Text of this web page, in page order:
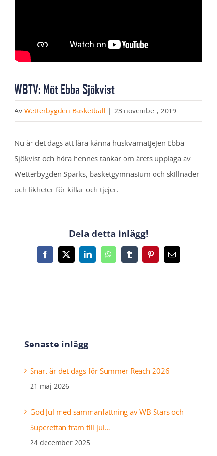
WBTV: Möt Ebba Sjökvist
Av Wetterbygden Basketball | 23 november, 2019
Nu är det dags att lära känna huskvarnatjejen Ebba
Sjökvist och höra hennes tankar om årets upplaga av
Wetterbygden Sparks, basketgymnasium och skillnader
och likheter för killar och tjejer.
Dela detta inlägg!
Facebook
X LinkedInWhatsAppTumblrPinterest
E-
post
Senaste inlägg
Snart är det dags för Summer Reach 2026
21 maj 2026
God Jul med sammanfattning av WB Stars och
Superettan fram till jul…
24 december 2025